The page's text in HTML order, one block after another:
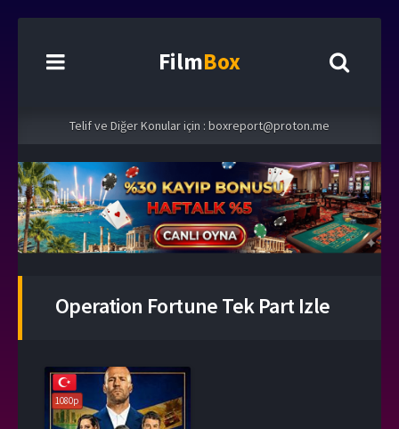
FilmBox
Telif ve Diğer Konular için : boxreport@proton.me
Operation Fortune Tek Part Izle
1080p